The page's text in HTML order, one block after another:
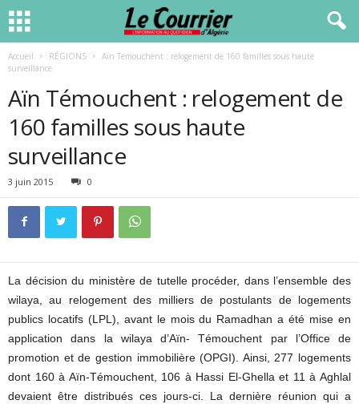
Accueil RÉGIONS
Aïn Témouchent : relogement de 160 familles sous haute
surveillance
Aïn Témouchent : relogement de
160 familles sous haute
surveillance
3 juin 2015 0
La décision du ministère de tutelle procéder, dans l’ensemble des
wilaya, au relogement des milliers de postulants de logements
publics locatifs (LPL), avant le mois du Ramadhan a été mise en
application dans la wilaya d’Aïn- Témouchent par l’Office de
promotion et de gestion immobilière (OPGI). Ainsi, 277 logements
dont 160 à Aïn-Témouchent, 106 à Hassi El-Ghella et 11 à Aghlal
devaient être distribués ces jours-ci. La dernière réunion qui a